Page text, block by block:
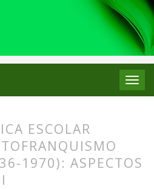
ESCOLAR
1970): ASPECTOS